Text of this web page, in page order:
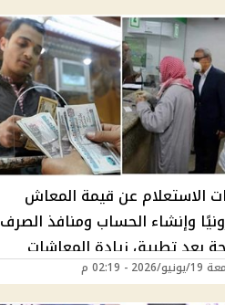
الاستعلام عن قيمة المعاش
وإنشاء الحساب ومنافذ الصرف
بعد تطبيق زيادة المعاشات
2026 - 02:19 م